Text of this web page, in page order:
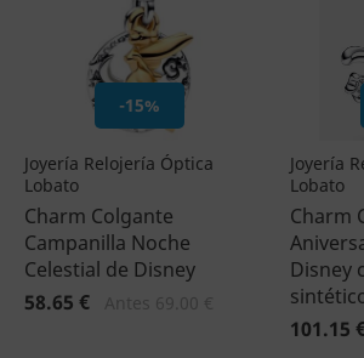
-15%
Joyería Relojería Óptica
Lobato
Charm Colgante
Campanilla Noche
Celestial de Disney
58.65 €
Joyería
Lobato
Charm
Disney
101.15